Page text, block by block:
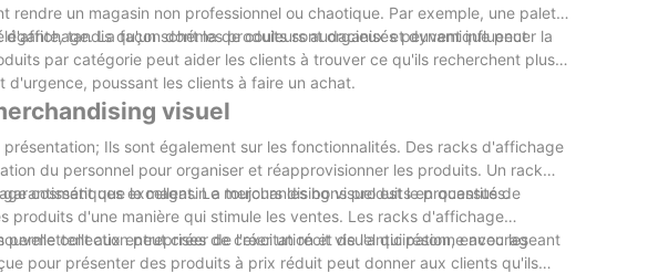
un magasin non professionnel ou chaotique. Par exemple, une palette
tandis qu'un schéma de couleurs audacieux et dynamique peut
La façon dont les produits sont organisés peuvent influencer la
par catégorie peut aider les clients à trouver ce qu'ils recherchent plus
poussant les clients à faire un achat.
visuel
Ils sont également sur les fonctionnalités. Des racks d'affichage
du personnel pour organiser et réapprovisionner les produits. Un rack
que le magasin a toujours les bons produits en quantités.
cosmétiques excellent. Le merchandising visuel est le processus de
d'une manière qui stimule les ventes. Les racks d'affichage
aux entreprises de créer un récit visuel qui résonne avec les
collection peut créer de l'excitation et de l'anticipation, encourageant
pour présenter des produits à prix réduit peut donner aux clients qu'ils